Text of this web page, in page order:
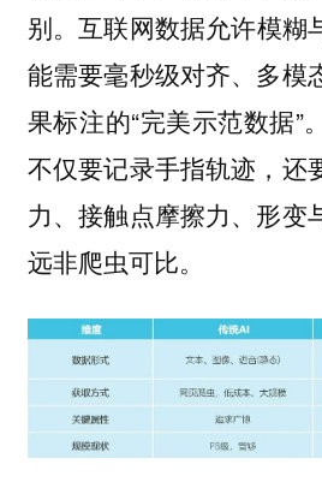
别。互联网数据允许模糊
能需要毫秒级对齐、多模
果标注的“完美示范数据”
不仅要记录手指轨迹，还
力、接触点摩擦力、形变
远非爬虫可比。